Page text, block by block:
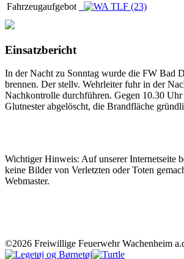
Fahrzeugaufgebot
Einsatzbericht
In der Nacht zu Sonntag wurde die FW Bad
brennen. Der stellv. Wehrleiter fuhr in der
Nachkontrolle durchführen. Gegen 10.30
Glutnester abgelöscht, die Brandfläche
Wichtiger Hinweis: Auf unserer Internetseite
keine Bilder von Verletzten oder Toten
Webmaster.
©2026 Freiwillige Feuerwehr Wachenheim